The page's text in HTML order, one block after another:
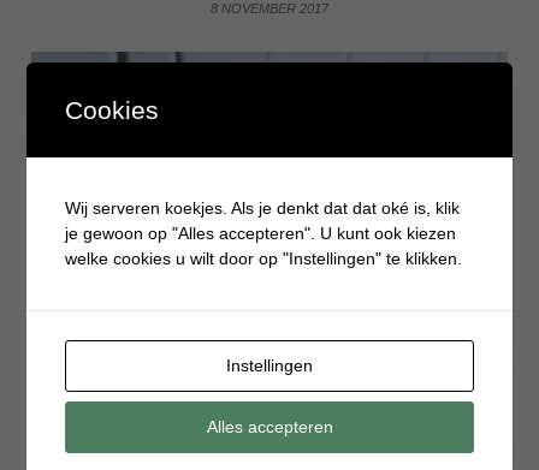
8 NOVEMBER 2017
Cookies
Wij serveren koekjes. Als je denkt dat dat oké is, klik
je gewoon op "Alles accepteren". U kunt ook kiezen
welke cookies u wilt door op "Instellingen" te klikken.
Instellingen
Alles accepteren